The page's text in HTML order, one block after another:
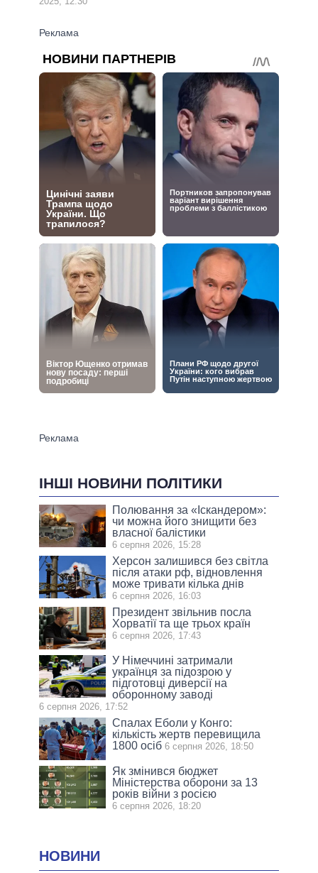
ІНШІ НОВИНИ ПОЛІТИКИ
Полювання за «Іскандером»:
чи можна його знищити без
власної балістики
6 серпня 2026, 15:28
Херсон залишився без світла
після атаки рф, відновлення
може тривати кілька днів
6 серпня 2026, 16:03
Президент звільнив посла
Хорватії та ще трьох країн
6 серпня 2026, 17:43
У Німеччині затримали
українця за підозрою у
підготовці диверсії на
оборонному заводі
6 серпня 2026, 17:52
Спалах Еболи у Конго:
кількість жертв перевищила
1800 осіб 6 серпня 2026, 18:50
Як змінився бюджет
Міністерства оборони за 13
років війни з росією
6 серпня 2026, 18:20
НОВИНИ